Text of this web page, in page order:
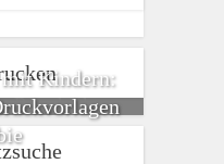
mit Kindern: